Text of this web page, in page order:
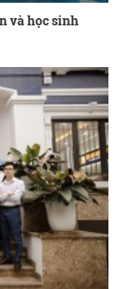
và học sinh